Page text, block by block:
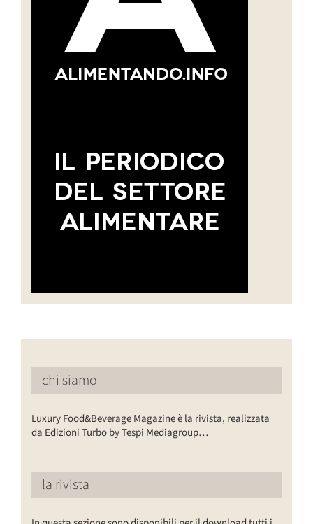
chi siamo
Luxury Food&Beverage Magazine è la rivista, realizzata
da Edizioni Turbo by Tespi Mediagroup…
la rivista